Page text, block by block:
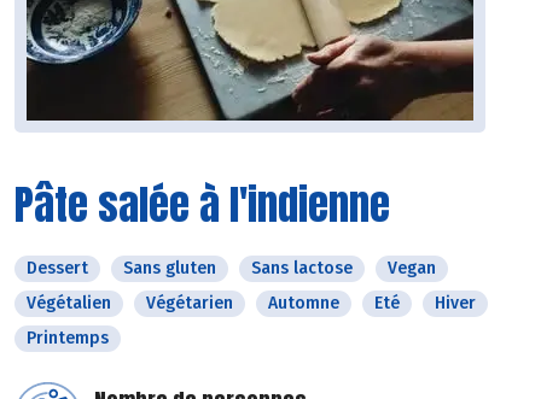
Pâte salée à l'indienne
Dessert Sans gluten Sans lactose
Vegan
Végétalien
Végétarien Automne Eté
Hiver
Printemps